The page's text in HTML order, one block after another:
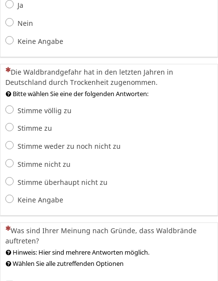
Ja
Nein
Keine Angabe
(Dies ist eine Pflichtfrage.)
Die Waldbrandgefahr hat in den letzten Jahren in
Deutschland durch Trockenheit zugenommen.
Bitte wählen Sie eine der folgenden Antworten:
Stimme völlig zu
Stimme zu
Stimme weder zu noch nicht zu
Stimme nicht zu
Stimme überhaupt nicht zu
Keine Angabe
(Dies ist eine Pflichtfrage.)
Was sind Ihrer Meinung nach Gründe, dass Waldbrände
auftreten?
Hinweis: Hier sind mehrere Antworten möglich.
Wählen Sie alle zutreffenden Optionen